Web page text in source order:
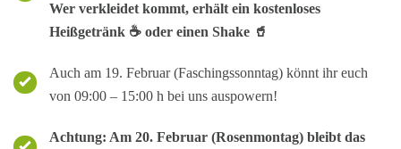
Wer verkleidet kommt, erhält ein kostenloses
Heißgetränk ☕️ oder einen Shake 🥤
Auch am 19. Februar (Faschingssonntag) könnt ihr euch
von 09:00 – 15:00 h bei uns auspowern!
Achtung: Am 20. Februar (Rosenmontag) bleibt das